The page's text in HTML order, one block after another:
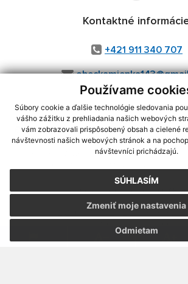
Používame
Súbory cookie a ďalšie technológie sledovania
vášho zážitku z prehliadania našich webových
vám zobrazovali prispôsobený obsah a cielené
návštevnosti našich webových stránok a na
návštevníci prichádzajú.
SÚHLASÍM
Odmietam
Zmeniť moje nastavenia
Kontaktné
+421 911 340 707
využite možnosť získavania aktuálnych
CMS systém (redakčný) systém ECHELON 2,
webex.digital, s.r.o.,domény,
Posledná aktualizácia:
Vytlačiť stránku|Vyhlásenie o